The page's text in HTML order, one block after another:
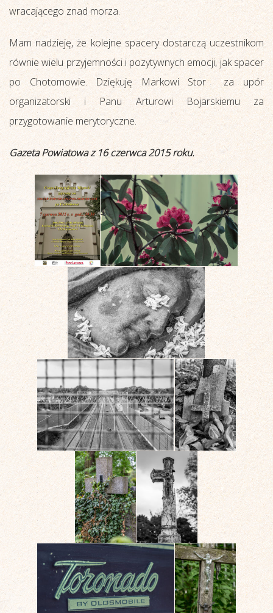
wracającego znad morza.
Mam nadzieję, że kolejne spacery dostarczą uczestnikom
równie wielu przyjemności i pozytywnych emocji, jak spacer
po Chotomowie. Dziękuję Markowi Stor za upór
organizatorski i Panu Arturowi Bojarskiemu za
przygotowanie merytoryczne.
Gazeta Powiatowa z 16 czerwca 2015 roku.